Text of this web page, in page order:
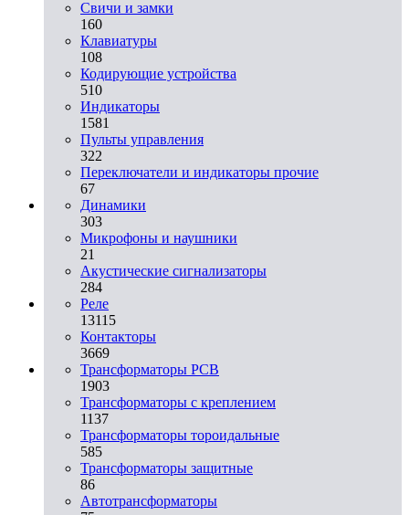
Свичи и замки
160
Клавиатуры
108
Кодирующие устройства
510
Индикаторы
1581
Пульты управления
322
Переключатели и индикаторы прочие
67
Динамики
303
Микрофоны и наушники
21
Акустические сигнализаторы
284
Реле
13115
Контакторы
3669
Трансформаторы PCB
1903
Трансформаторы с креплением
1137
Трансформаторы тороидальные
585
Трансформаторы защитные
86
Автотрансформаторы